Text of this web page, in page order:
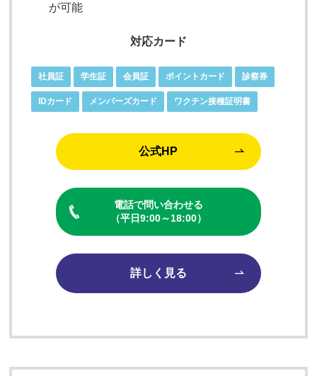
が可能
対応カード
社員証 学生証 会員証 ポイントカード 診察券
IDカード メンバーズカード ワクチン接種証明書
公式HP
電話で問い合わせる
（平日9:00～18:00）
詳しく見る